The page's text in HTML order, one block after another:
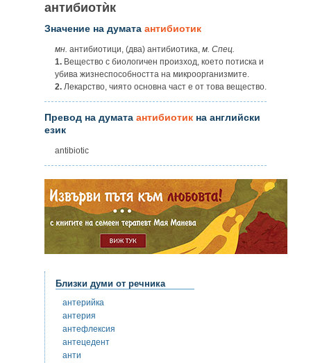
антибиотѝк
Значение на думата антибиотик
мн. антибиотици, (два) антибиотика, м. Спец.
1. Вещество с биологичен произход, което потиска и
убива жизнеспособността на микроорганизмите.
2. Лекарство, чиято основна част е от това вещество.
Превод на думата антибиотик на английски
език
antibiotic
Близки думи от речника
антерийка
антерия
антефлексия
антецедент
анти